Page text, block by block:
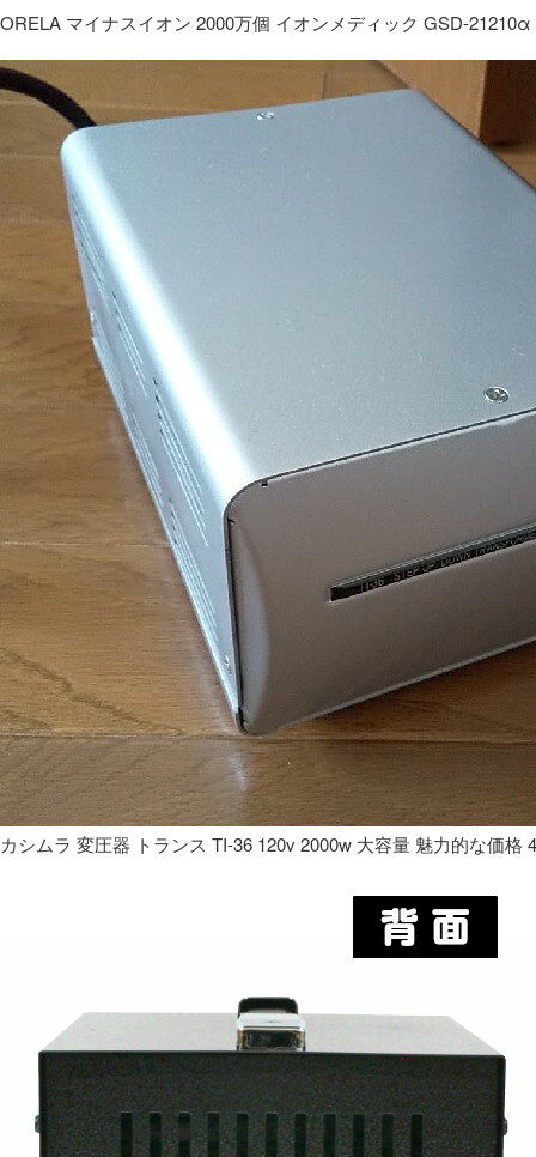
ORELA マイナスイオン 2000万個 イオンメディック GSD-21210α
カシムラ 変圧器 トランス TI-36 120v 2000w 大容量 魅力的な価格